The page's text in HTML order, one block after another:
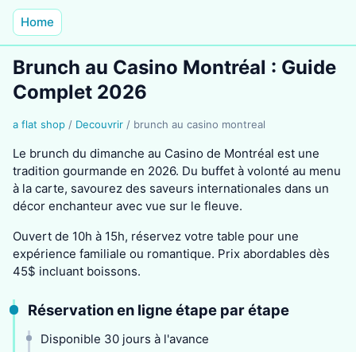
Home
Brunch au Casino Montréal : Guide
Complet 2026
a flat shop / Decouvrir / brunch au casino montreal
Le brunch du dimanche au Casino de Montréal est une
tradition gourmande en 2026. Du buffet à volonté au menu
à la carte, savourez des saveurs internationales dans un
décor enchanteur avec vue sur le fleuve.
Ouvert de 10h à 15h, réservez votre table pour une
expérience familiale ou romantique. Prix abordables dès
45$ incluant boissons.
Réservation en ligne étape par étape
Disponible 30 jours à l'avance